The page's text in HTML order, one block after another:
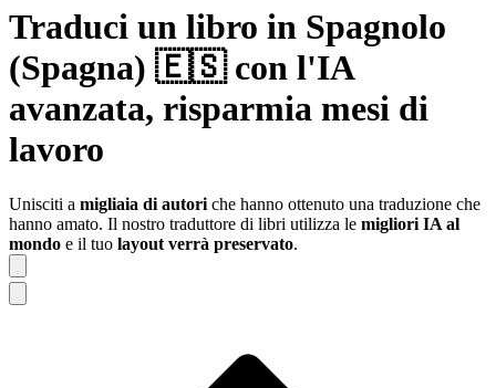
Traduci un libro in Spagnolo
(Spagna) 🇪🇸con l'IA
avanzata, risparmia mesi di
lavoro
Unisciti a migliaia di autori che hanno ottenuto una traduzione che
hanno amato. Il nostro traduttore di libri utilizza le migliori IA al
mondo e il tuo layout verrà preservato.